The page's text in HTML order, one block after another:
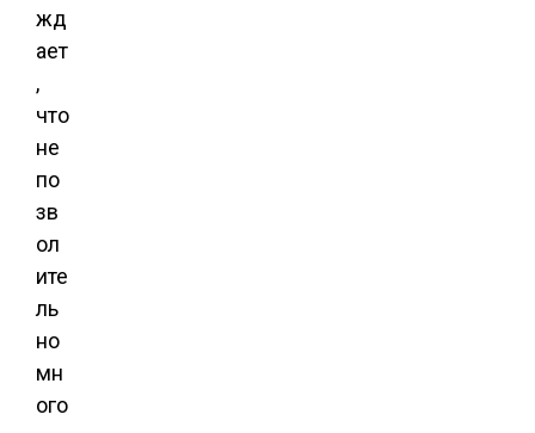
жд
ает
,
что
не
по
зв
ол
ите
ль
но
мн
ого